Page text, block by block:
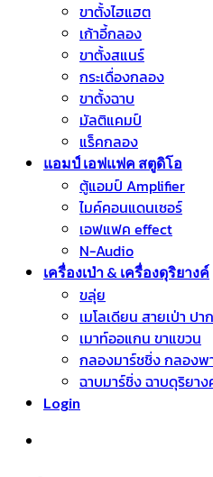
ขาตั้งไฮแฮต
เก้าอี้กลอง
ขาตั้งสแนร์
กระเดื่องกลอง
ขาตั้งฉาบ
มัลติแคมป์
แร็คกลอง
แอมป์ เอฟแฟค สตูดิโอ
ตู้แอมป์ Amplifier
ไมค์คอนแดนเซอร์
เอฟแฟค effect
N-Audio
เครื่องเป่า & เครื่องดุริยางค์
ขลุ่ย
เมโลเดียน สายเป่า ปา
เมาท์ออแกน ขาแขวน
กลองมาร์ชชิ่ง กลองพ
ฉาบมาร์ชิ่ง ฉาบดุริยา
Login